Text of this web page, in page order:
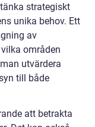
strategiskt
unika behov. Ett
av
områden
utvärdera
till både
att betrakta